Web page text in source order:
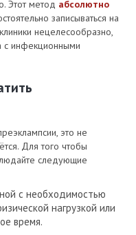
Этот метод абсолютно
записываться на
нецелесообразно,
с инфекционными
это не
Для того чтобы
следующие
с необходимостью
нагрузкой или
время.